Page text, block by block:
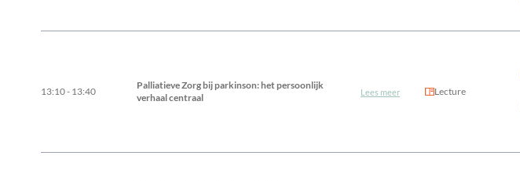
13:10 - 13:40
Palliatieve Zorg bij parkinson: het persoonlijk
verhaal centraal
Lees meer Lecture